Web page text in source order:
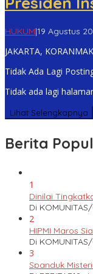
HUKUM|19 Agustus
JAKARTA,
Tidak Ada Lagi
Tidak ada lagi
Lihat Selengkapnya
Berita
1
Dinilai
Di
2
HIPMI Maros
Di
3
Spanduk